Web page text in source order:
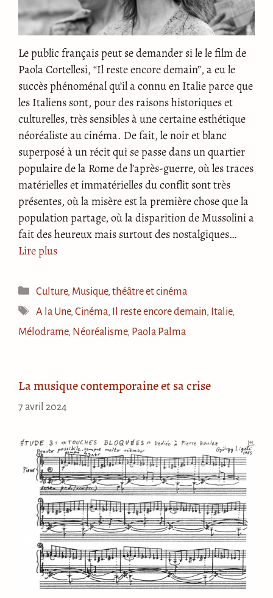
Le public français peut se demander si le le film de
Paola Cortellesi, “Il reste encore demain”, a eu le
succès phénoménal qu’il a connu en Italie parce que
les Italiens sont, pour des raisons historiques et
culturelles, très sensibles à une certaine esthétique
néoréaliste au cinéma. De fait, le noir et blanc
superposé à un récit qui se passe dans un quartier
populaire de la Rome de l’après-guerre, où les traces
matérielles et immatérielles du conflit sont très
présentes, où la misère est la première chose que la
population partage, où la disparition de Mussolini a
fait des heureux mais surtout des nostalgiques…
Lire plus
Catégories
Culture, Musique, théâtre et cinéma
Étiquettes
A la Une,Cinéma Il reste encore demain Italie,
Mélodrame, Néoréalisme, Paola Palma
La musique contemporaine et sa crise
7 avril 2024